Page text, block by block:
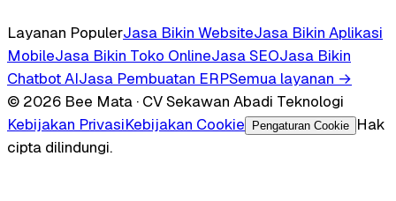
Layanan PopulerJasa Bikin WebsiteJasa Bikin Aplikasi
MobileJasa Bikin Toko OnlineJasa SEOJasa Bikin
Chatbot AIJasa Pembuatan ERPSemua layanan →
© 2026 Bee Mata · CV Sekawan Abadi Teknologi
Kebijakan PrivasiKebijakan Cookie Pengaturan Cookie
Hak
cipta dilindungi.